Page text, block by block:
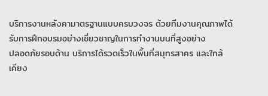
บริการงานหลังคามาตรฐานแบบครบวงจร ด้วยทีมงานคุณภาพได้
รับการฝึกอบรมอย่างเชี่ยวชาญในการทำงานบนที่สูงอย่าง
ปลอดภัยรอบด้าน บริการได้รวดเร็วในพื้นที่สมุทรสาคร และใกล้
เคียง